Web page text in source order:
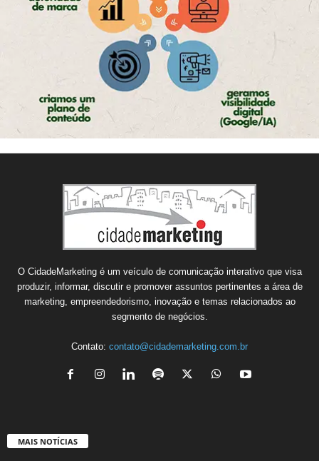
O CidadeMarketing é um veículo de comunicação interativo que visa
produzir, informar, discutir e promover assuntos pertinentes a área de
marketing, empreendedorismo, inovação e temas relacionados ao
segmento de negócios.
Contato: contato@cidademarketing.com.br
MAIS NOTÍCIAS